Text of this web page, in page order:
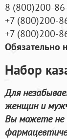
8 (800)200-
+7 (800)200-
+7 (800)200-
Обязательно
Набор
Для
женщин и
Вы можете не